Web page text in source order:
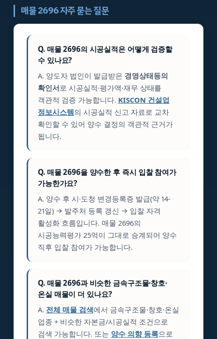
매물 2696 자주 묻는 질문
Q. 매물 2696의 시공실적은 어떻게 검증할
수 있나요?
A. 양도자 법인이 발급받은 경영상태등의
확인서로 시공실적·평가액·재무 상태를
객관적 검증 가능합니다. KISCON 건설업
정보시스템의 시공실적 신고 자료로 교차
확인할 수 있어 양수 결정의 객관적 근거가
됩니다.
Q. 매물 2696을 양수한 후 즉시 입찰 참여가
가능한가요?
A. 양수 후 시·도청 변경등록증 발급(약 14-
21일) → 발주처 등록 갱신 → 입찰 자격
활성화 흐름입니다. 매물 2696의
시공능력평가 25억이 그대로 승계되어 양수
직후 입찰 참여가 가능합니다.
Q. 매물 2696과 비슷한 금속구조물·창호·
온실 매물이 더 있나요?
A. 전체 매물 검색에서 금속구조물·창호·온실
업종 + 비슷한 자본금/시공실적 조건으로
검색 가능합니다. 또는 양수 의향 등록으로